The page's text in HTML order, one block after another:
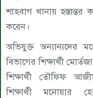
শাহবাগ থানায়
করেন।
অভিযুক্ত অন্যান্যদের
বিভাগের শিক্ষার্থী
শিক্ষার্থী তৌফিফ
শিক্ষার্থী মনোয়ার